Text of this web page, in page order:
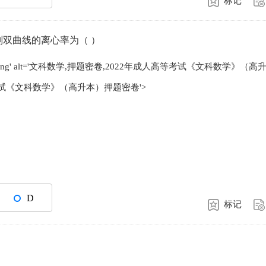
曲线的离心率为（ ）
alt='文科数学,押题密卷,2022年成人高等考试《文科数学》（高升
《文科数学》（高升本）押题密卷'>
D
标记